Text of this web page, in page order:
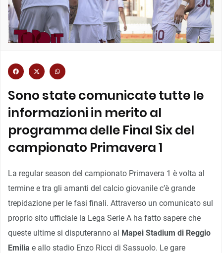
Sono state comunicate tutte le
informazioni in merito al
programma delle Final Six del
campionato Primavera 1
La regular season del campionato Primavera 1 è volta al
termine e tra gli amanti del calcio giovanile c’è grande
trepidazione per le fasi finali. Attraverso un comunicato sul
proprio sito ufficiale la Lega Serie A ha fatto sapere che
queste ultime si disputeranno al Mapei Stadium di Reggio
Emilia e allo stadio Enzo Ricci di Sassuolo. Le gare